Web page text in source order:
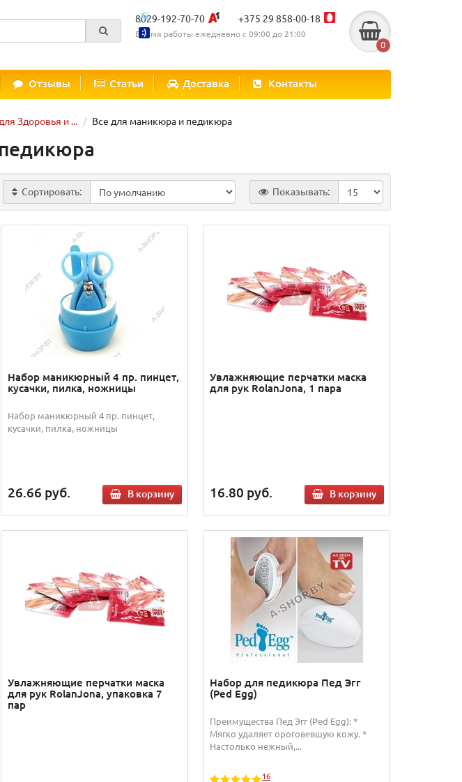
8029-192-70-70 +375 29 858-00-18
Время работы ежедневно с 09:00 до 21:00
0
Отзывы Статьи Доставка Контакты
Здоровья и ... Все для маникюра и педикюра
Сортировать: Показывать:
Набор маникюрный 4 пр. пинцет,
кусачки, пилка, ножницы
Набор маникюрный 4 пр. пинцет,
кусачки, пилка, ножницы
26.66 руб. В корзину
Увлажняющие перчатки маска
для рук RolanJona, 1 пара
16.80 руб. В корзину
Увлажняющие перчатки маска
для рук RolanJona, упаковка 7
пар
Набор для педикюра Пед Эгг
(Реd Egg)
Преимущества Пед Эгг (Реd Egg): *
Мягко удаляет ороговевшую кожу. *
Настолько нежный,...
16